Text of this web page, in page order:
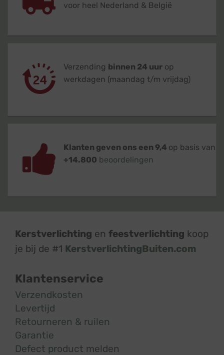
voor heel Nederland & België
Verzending binnen 24 uur op
werkdagen (maandag t/m vrijdag)
Klanten geven ons een 9,4 op basis van
+14.800 beoordelingen
Kerstverlichting en feestverlichting koop
je bij de #1 KerstverlichtingBuiten.com
Klantenservice
Verzendkosten
Levertijd
Retourneren & ruilen
Garantie
Defect product melden